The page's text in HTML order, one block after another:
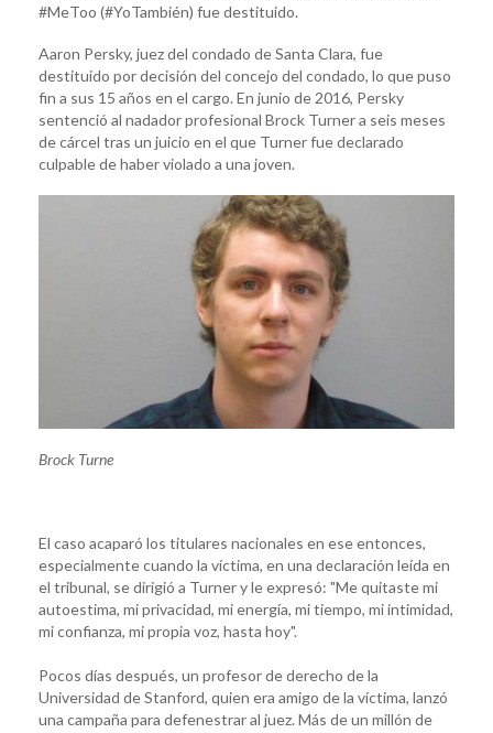
#MeToo (#YoTambién) fue destituido.
Aaron Persky, juez del condado de Santa Clara, fue
destituido por decisión del concejo del condado, lo que puso
fin a sus 15 años en el cargo. En junio de 2016, Persky
sentenció al nadador profesional Brock Turner a seis meses
de cárcel tras un juicio en el que Turner fue declarado
culpable de haber violado a una joven.
Brock Turne
El caso acaparó los titulares nacionales en ese entonces,
especialmente cuando la víctima, en una declaración leída en
el tribunal, se dirigió a Turner y le expresó: "Me quitaste mi
autoestima, mi privacidad, mi energía, mi tiempo, mi intimidad,
mi confianza, mi propia voz, hasta hoy".
Pocos días después, un profesor de derecho de la
Universidad de Stanford, quien era amigo de la víctima, lanzó
una campaña para defenestrar al juez. Más de un millón de